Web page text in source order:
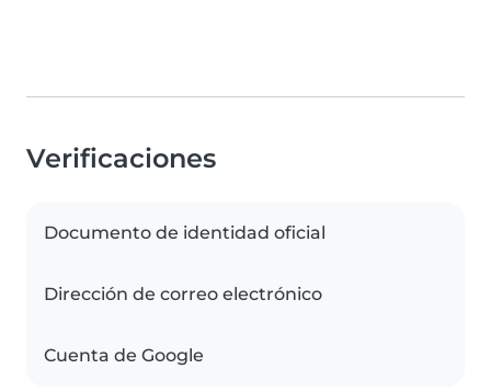
Verificaciones
Documento de identidad oficial
Dirección de correo electrónico
Cuenta de Google